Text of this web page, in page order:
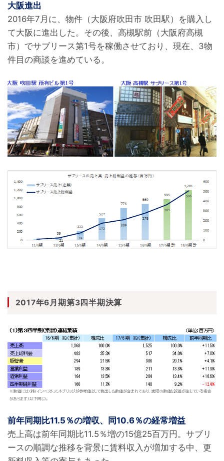
大阪進出
2016年7月に、物件（大阪府吹田市 吹田駅）を購入し
て大阪に進出した。その後、高槻駅前（大阪府高槻
市）でサブリース第1号を稼働させており、現在、3物
件目の商談を進めている。
2017年6月期第3四半期決算
前年同期比11.5％の増収、同10.6％の経常増益
売上高は前年同期比11.5％増の15億25百万円。サブリ
ースの順調な推移を背景に賃料収入が増加する中、更